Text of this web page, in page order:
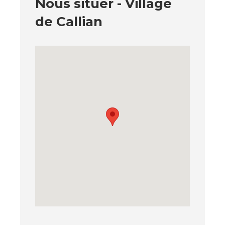
Nous situer - Village
de Callian